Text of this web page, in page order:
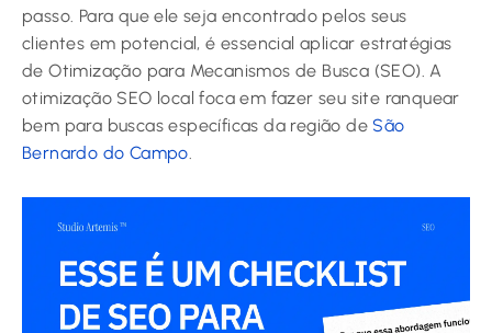
passo. Para que ele seja encontrado pelos seus
clientes em potencial, é essencial aplicar estratégias
de Otimização para Mecanismos de Busca (SEO). A
otimização SEO local foca em fazer seu site ranquear
bem para buscas específicas da região de São
Bernardo do Campo